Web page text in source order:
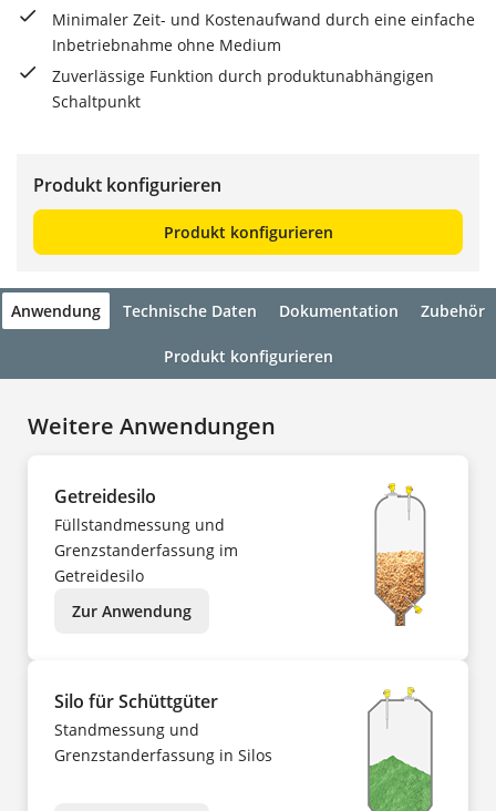
Minimaler Zeit- und Kostenaufwand durch eine einfache
Inbetriebnahme ohne Medium
Zuverlässige Funktion durch produktunabhängigen
Schaltpunkt
Produkt konfigurieren
Produkt konfigurieren
Anwendung Technische Daten Dokumentation Zubehör
Produkt konfigurieren
Weitere Anwendungen
Getreidesilo
Füllstandmessung und
Grenzstanderfassung im
Getreidesilo
Zur Anwendung
Silo für Schüttgüter
Standmessung und
Grenzstanderfassung in Silos